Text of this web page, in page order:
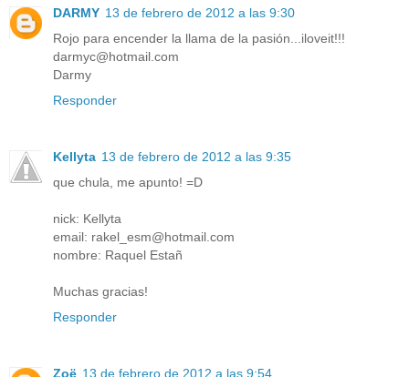
DARMY 13 de febrero de 2012 a las 9:30
Rojo para encender la llama de la pasión...iloveit!!!
darmyc@hotmail.com
Darmy
Responder
Kellyta 13 de febrero de 2012 a las 9:35
que chula, me apunto! =D
nick: Kellyta
email: rakel_esm@hotmail.com
nombre: Raquel Estañ
Muchas gracias!
Responder
Zoë 13 de febrero de 2012 a las 9:54